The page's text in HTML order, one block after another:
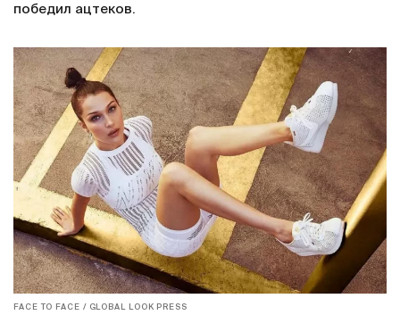
победил ацтеков.
FACE TO FACE / GLOBAL LOOK PRESS